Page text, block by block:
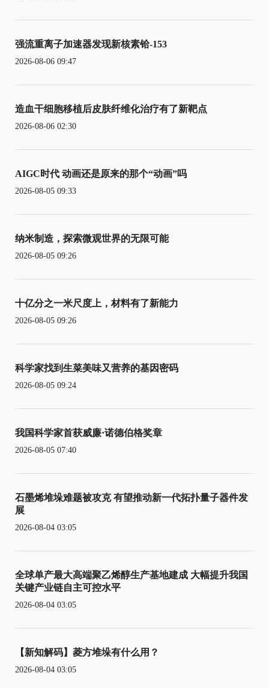
强流重离子加速器发现新核素铪-153
2026-08-06 09:47
造血干细胞移植后皮肤纤维化治疗有了新靶点
2026-08-06 02:30
AIGC时代 动画还是原来的那个“动画”吗
2026-08-05 09:33
纳米制造，探索微观世界的无限可能
2026-08-05 09:26
十亿分之一米尺度上，材料有了新能力
2026-08-05 09:26
科学家找到生菜美味又营养的基因密码
2026-08-05 09:24
我国科学家首获威廉·诺德伯格奖章
2026-08-05 07:40
石墨烯堆垛难题被攻克 有望推动新一代拓扑量子器件发
展
2026-08-04 03:05
全球单产最大高端聚乙烯醇生产基地建成 大幅提升我国
关键产业链自主可控水平
2026-08-04 03:05
【新知解码】菱方堆垛有什么用？
2026-08-04 03:05